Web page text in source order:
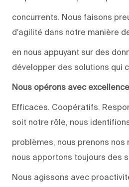
concurrents. Nous faisons
d’agilité dans notre manière
en nous appuyant sur des
développer des solutions qui
Nous opérons avec excellence
Efficaces. Coopératifs.
soit notre rôle, nous
problèmes, nous prenons
nous apportons toujours des
Nous agissons avec